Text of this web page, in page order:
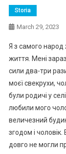
Storia
March 29, 2023
Я з самого народ
життя. Мені
сили два-три
моєї свекрухи,
були родичі у
любили мого
величезний
згодом і
довго не могли